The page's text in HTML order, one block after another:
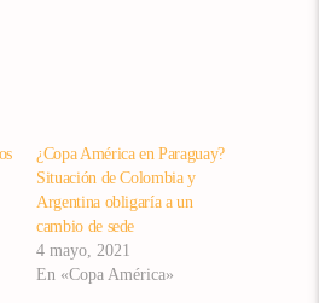
¿Copa América en Paraguay?
Situación de Colombia y
Argentina obligaría a un
cambio de sede
4 mayo, 2021
En «Copa América»